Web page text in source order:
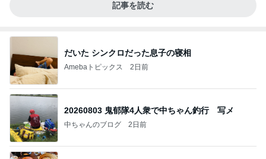
記事を読む
だいた シンクロだった息子の寝相
Amebaトピックス 2日前
20260803 鬼郁隊4人衆で中ちゃん釣行 写メ
中ちゃんのブログ 2日前